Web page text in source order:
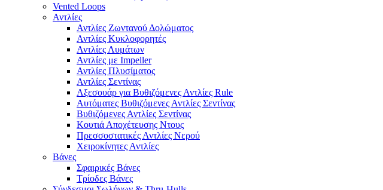
Vented Loops
Αντλίες
Αντλίες Ζωντανού Δολώματος
Αντλίες Κυκλοφορητές
Αντλίες Λυμάτων
Αντλίες με Impeller
Αντλίες Πλυσίματος
Αντλίες Σεντίνας
Αξεσουάρ για Βυθιζόμενες Αντλίες Rule
Αυτόματες Βυθιζόμενες Αντλίες Σεντίνας
Βυθιζόμενες Αντλίες Σεντίνας
Κουτιά Αποχέτευσης Ντους
Πρεσσοστατικές Αντλίες Νερού
Χειροκίνητες Αντλίες
Βάνες
Σφαιρικές Βάνες
Τρίοδες Βάνες